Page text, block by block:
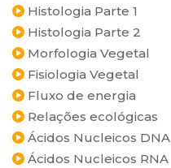
Histologia Parte 1
Histologia Parte 2
Morfologia Vegetal
Fisiologia Vegetal
Fluxo de energia
Relações ecológicas
Ácidos Nucleicos DNA
Ácidos Nucleicos RNA